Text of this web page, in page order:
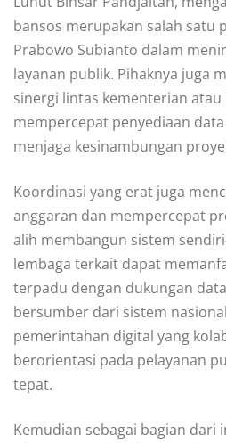
bansos merupakan salah satu
Prabowo Subianto dalam
layanan publik. Pihaknya juga
sinergi lintas kementerian atau
mempercepat penyediaan
menjaga kesinambungan
Koordinasi yang erat juga
anggaran dan mempercepat
alih membangun sistem
lembaga terkait dapat
terpadu dengan dukungan
bersumber dari sistem
pemerintahan digital yang
berorientasi pada pelayanan
tepat.
Kemudian sebagai bagian dari